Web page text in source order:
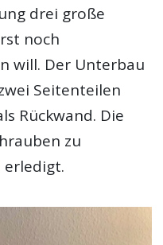
drei große
noch
will. Der Unterbau
Seitenteilen
Rückwand. Die
zu
erledigt.